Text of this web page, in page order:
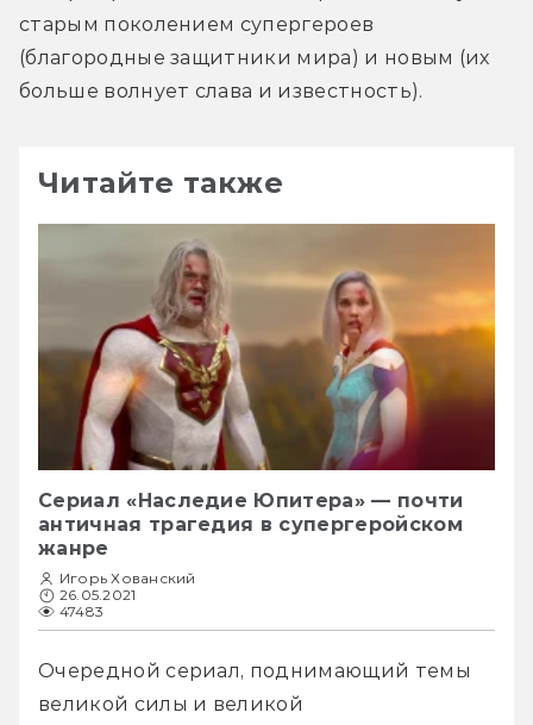
старым поколением супергероев
(благородные защитники мира) и новым (их
больше волнует слава и известность).
Читайте также
Сериал «Наследие Юпитера» — почти
античная трагедия в супергеройском
жанре
Игорь Хованский
26.05.2021
47483
Очередной сериал, поднимающий темы
великой силы и великой